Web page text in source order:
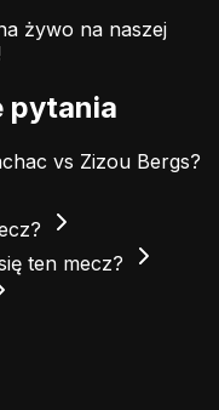
żywo na naszej
pytania
vs Zizou Bergs?
ten mecz?